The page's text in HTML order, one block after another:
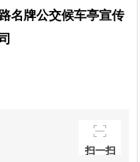
名牌公交候车亭宣传
扫一扫